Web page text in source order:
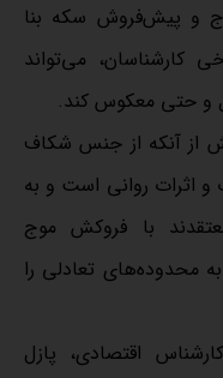
و پیش‌فروش سکه بنا
کارشناسان، می‌تواند
و حتی معکوس کند.
از آنکه از جنس شکاف
و اثرات روانی است و به
با فروکش موج
محدوده‌های تعادلی را
اقتصادی، پازل